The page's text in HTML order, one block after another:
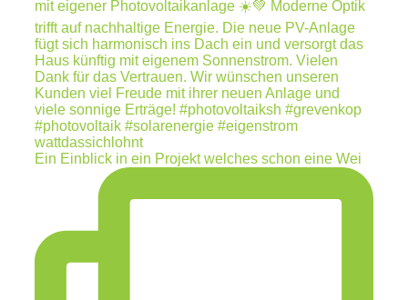
Ein Einblick in ein Projekt welches schon eine Wei